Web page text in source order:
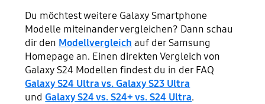
Du möchtest weitere Galaxy Smartphone
Modelle miteinander vergleichen? Dann schau
dir den Modellvergleich auf der Samsung
Homepage an. Einen direkten Vergleich von
Galaxy S24 Modellen findest du in der FAQ
Galaxy S24 Ultra vs. Galaxy S23 Ultra
undGalaxy S24 vs. S24+ vs. S24 Ultra.